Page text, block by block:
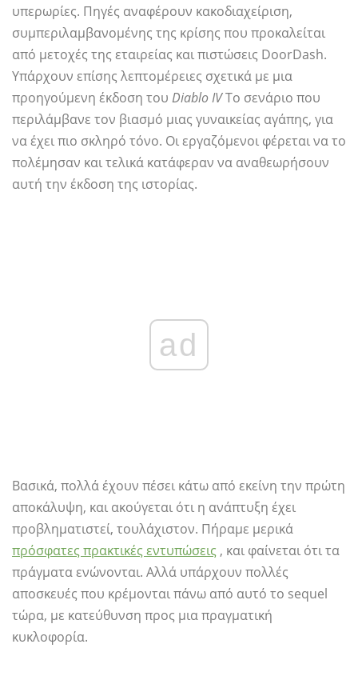
υπερωρίες. Πηγές αναφέρουν κακοδιαχείριση,
συμπεριλαμβανομένης της κρίσης που προκαλείται
από μετοχές της εταιρείας και πιστώσεις DoorDash.
Υπάρχουν επίσης λεπτομέρειες σχετικά με μια
προηγούμενη έκδοση του Diablo IVΤο σενάριο που
περιλάμβανε τον βιασμό μιας γυναικείας αγάπης, για
να έχει πιο σκληρό τόνο. Οι εργαζόμενοι φέρεται να το
πολέμησαν και τελικά κατάφεραν να αναθεωρήσουν
αυτή την έκδοση της ιστορίας.
ad
Βασικά, πολλά έχουν πέσει κάτω από εκείνη την πρώτη
αποκάλυψη, και ακούγεται ότι η ανάπτυξη έχει
προβληματιστεί, τουλάχιστον. Πήραμε μερικά
πρόσφατες πρακτικές εντυπώσεις , και φαίνεται ότι τα
πράγματα ενώνονται. Αλλά υπάρχουν πολλές
αποσκευές που κρέμονται πάνω από αυτό το sequel
τώρα, με κατεύθυνση προς μια πραγματική
κυκλοφορία.